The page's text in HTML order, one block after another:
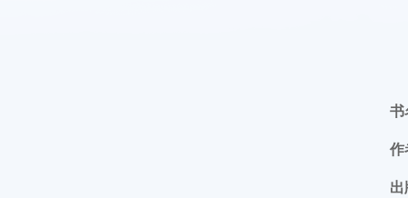
书
作
出